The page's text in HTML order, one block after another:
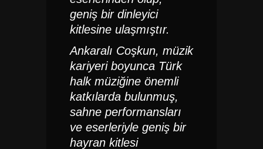
geniş bir dinleyici
kitlesine ulaşmıştır.
Ankaralı Coşkun, müzik
kariyeri boyunca Türk
halk müziğine önemli
katkılarda bulunmuş,
sahne performansları
ve eserleriyle geniş bir
hayran kitlesi